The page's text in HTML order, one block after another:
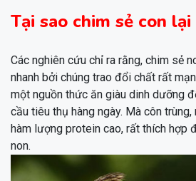
Tại sao chim sẻ con lại
Các nghiên cứu chỉ ra rằng, chim sẻ
nhanh bởi chúng trao đổi chất rất
một nguồn thức ăn giàu dinh dưỡng
cầu tiêu thụ hàng ngày. Mà côn
hàm lượng protein cao, rất thích hợp
non.